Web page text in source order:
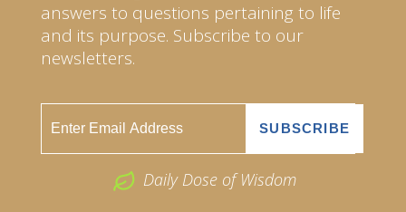
answers to questions pertaining to life
and its purpose. Subscribe to our
newsletters.
Daily Dose of Wisdom